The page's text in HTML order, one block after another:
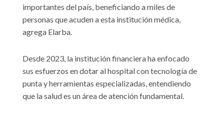
importantes del país, beneficiando a miles de
personas que acuden a esta institución médica,
agrega Elarba.
Desde 2023, la institución financiera ha enfocado
sus esfuerzos en dotar al hospital con tecnología de
punta y herramientas especializadas, entendiendo
que la salud es un área de atención fundamental.